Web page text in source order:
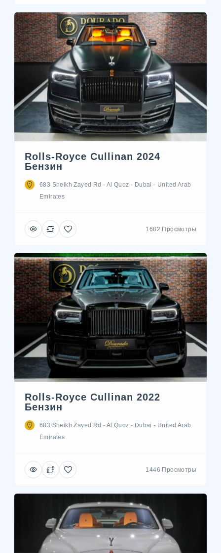
Rolls-Royce Cullinan 2024
Бензин
683 Sheikh Zayed Rd - Al Quoz - Dubai - United Arab
Emirates
1682 Просмотры
Rolls-Royce Cullinan 2022
Бензин
683 Sheikh Zayed Rd - Al Quoz - Dubai - United Arab
Emirates
1446 Просмотры